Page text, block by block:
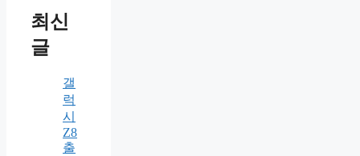
최신
글
갤
럭
시
Z8
출